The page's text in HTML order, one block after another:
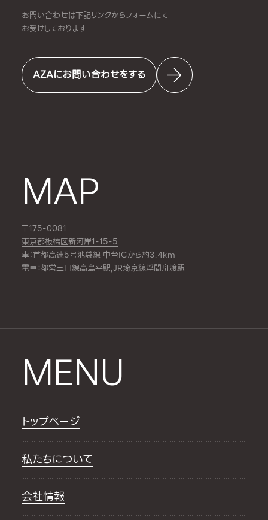
お問い合わせは下記リンクからフォームにて
お受けしております
AZAにお問い合わせをする
MAP
〒175-0081
東京都板橋区新河岸1-15-5
車：首都高速5号池袋線 中台ICから約3.4km
電車：都営三田線高島平駅,JR埼京線浮間舟渡駅
MENU
トップページ
私たちについて
会社情報